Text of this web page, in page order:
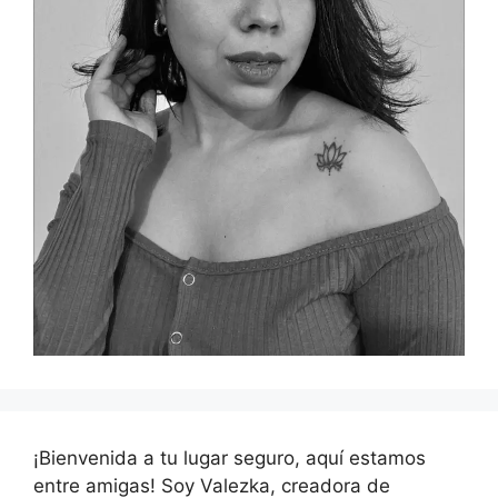
¡Bienvenida a tu lugar seguro, aquí estamos
entre amigas! Soy Valezka, creadora de